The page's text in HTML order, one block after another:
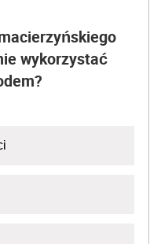
wykorzystać